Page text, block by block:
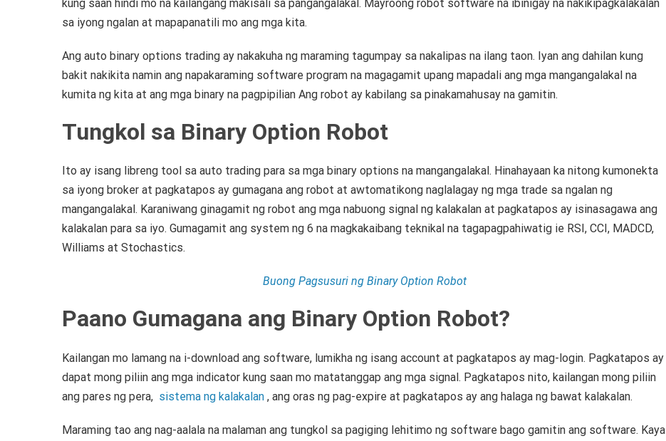
kung saan hindi mo na kailangang makisali sa pangangalakal. Mayroong robot software na ibinigay na nakikipagkalakalan
sa iyong ngalan at mapapanatili mo ang mga kita.
Ang auto binary options trading ay nakakuha ng maraming tagumpay sa nakalipas na ilang taon. Iyan ang dahilan kung
bakit nakikita namin ang napakaraming software program na magagamit upang mapadali ang mga mangangalakal na
kumita ng kita at ang mga binary na pagpipilian Ang robot ay kabilang sa pinakamahusay na gamitin.
Tungkol sa Binary Option Robot
Ito ay isang libreng tool sa auto trading para sa mga binary options na mangangalakal. Hinahayaan ka nitong kumonekta
sa iyong broker at pagkatapos ay gumagana ang robot at awtomatikong naglalagay ng mga trade sa ngalan ng
mangangalakal. Karaniwang ginagamit ng robot ang mga nabuong signal ng kalakalan at pagkatapos ay isinasagawa ang
kalakalan para sa iyo. Gumagamit ang system ng 6 na magkakaibang teknikal na tagapagpahiwatig ie RSI, CCI, MADCD,
Williams at Stochastics.
Buong Pagsusuri ng Binary Option Robot
Paano Gumagana ang Binary Option Robot?
Kailangan mo lamang na i-download ang software, lumikha ng isang account at pagkatapos ay mag-login. Pagkatapos ay
dapat mong piliin ang mga indicator kung saan mo matatanggap ang mga signal. Pagkatapos nito, kailangan mong piliin
ang pares ng pera, sistema ng kalakalan , ang oras ng pag-expire at pagkatapos ay ang halaga ng bawat kalakalan.
Maraming tao ang nag-aalala na malaman ang tungkol sa pagiging lehitimo ng software bago gamitin ang software. Kaya